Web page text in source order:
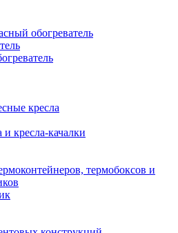
обогреватель
кресла
кресла-качалки
термобоксов и